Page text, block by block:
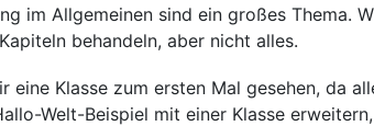
im Allgemeinen sind ein großes Thema.
behandeln, aber nicht alles.
eine Klasse zum ersten Mal gesehen, da
Welt-Beispiel mit einer Klasse